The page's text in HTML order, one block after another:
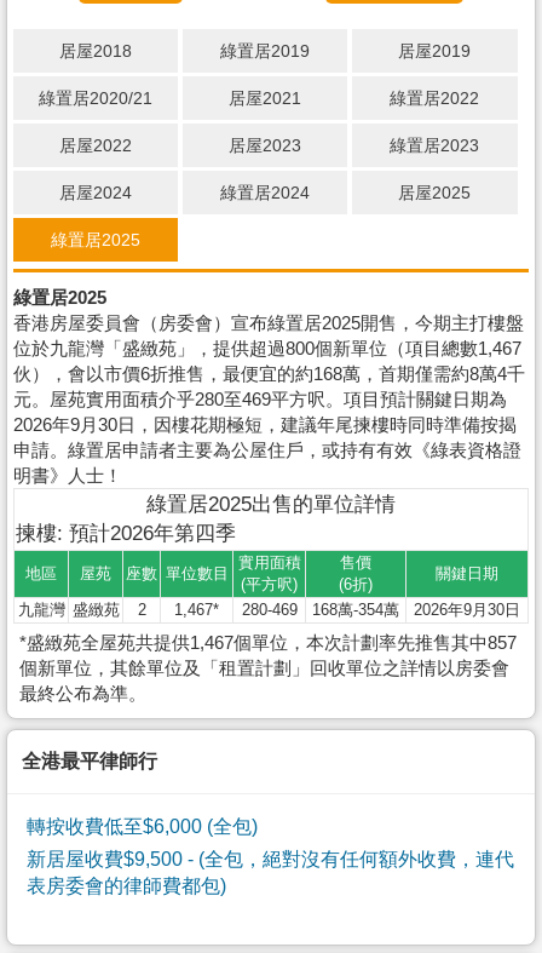
居屋2018 綠置居2019 居屋2019
綠置居2020/21 居屋2021 綠置居2022
居屋2022 居屋2023 綠置居2023
居屋2024 綠置居2024 居屋2025
綠置居2025
綠置居2025
香港房屋委員會（房委會）宣布綠置居2025開售，今期主打樓盤
位於九龍灣「盛緻苑」，提供超過800個新單位（項目總數1,467
伙），會以市價6折推售，最便宜的約168萬，首期僅需約8萬4千
元。屋苑實用面積介乎280至469平方呎。項目預計關鍵日期為
2026年9月30日，因樓花期極短，建議年尾揀樓時同時準備按揭
申請。綠置居申請者主要為公屋住戶，或持有有效《綠表資格證
明書》人士！
綠置居2025出售的單位詳情
揀樓: 預計2026年第四季
地區 屋苑 座數 單位數目
實用面積
(平方呎)
售價
(6折)
關鍵日期
九龍灣 盛緻苑 2 1,467* 280-469 168萬-354萬 2026年9月30日
*盛緻苑全屋苑共提供1,467個單位，本次計劃率先推售其中857
個新單位，其餘單位及「租置計劃」回收單位之詳情以房委會
最終公布為準。
全港最平律師行
轉按收費低至$6,000 (全包)
新居屋收費$9,500 - (全包，絕對沒有任何額外收費，連代
表房委會的律師費都包)